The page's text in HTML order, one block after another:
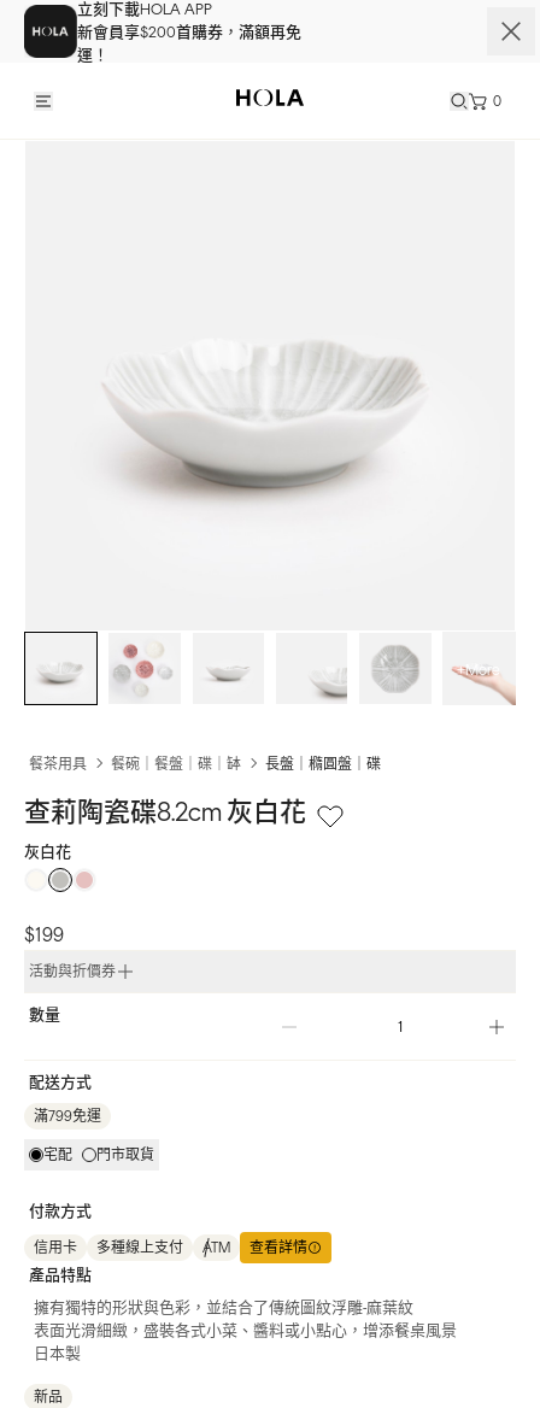
立刻下載HOLA APP
新會員享$200首購券，滿額再免
運！
0
+More
餐茶用具 餐碗｜餐盤｜碟｜缽 長盤｜橢圓盤｜碟
查莉陶瓷碟8.2cm 灰白花
灰白花
$199
活動與折價券
數量
配送方式
滿799免運
宅配 門市取貨
付款方式
信用卡 多種線上支付 ATM 查看詳情
產品特點
擁有獨特的形狀與色彩，並結合了傳統圖紋浮雕-麻葉紋
表面光滑細緻，盛裝各式小菜、醬料或小點心，增添餐桌風景
日本製
新品